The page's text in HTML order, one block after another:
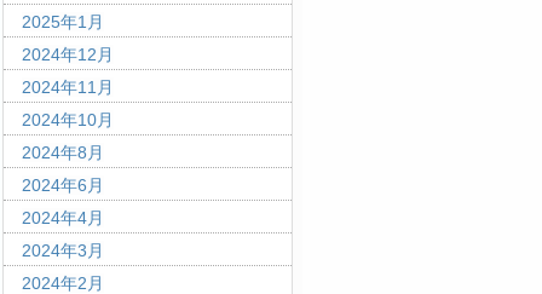
2025年1月
2024年12月
2024年11月
2024年10月
2024年8月
2024年6月
2024年4月
2024年3月
2024年2月